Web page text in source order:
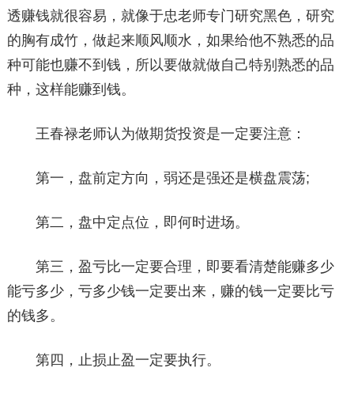
透赚钱就很容易，就像于忠老师专门研究黑色，研究
的胸有成竹，做起来顺风顺水，如果给他不熟悉的品
种可能也赚不到钱，所以要做就做自己特别熟悉的品
种，这样能赚到钱。
王春禄老师认为做期货投资是一定要注意：
第一，盘前定方向，弱还是强还是横盘震荡;
第二，盘中定点位，即何时进场。
第三，盈亏比一定要合理，即要看清楚能赚多少
能亏多少，亏多少钱一定要出来，赚的钱一定要比亏
的钱多。
第四，止损止盈一定要执行。